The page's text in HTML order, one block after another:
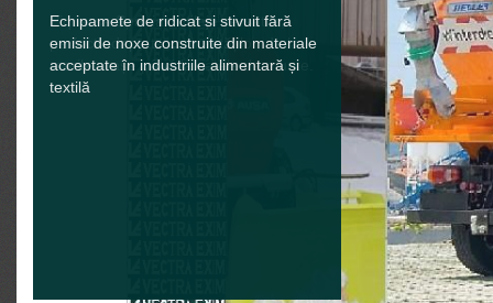
Echipamete de ridicat si stivuit fără
emisii de noxe construite din materiale
acceptate în industriile alimentară și
textilă